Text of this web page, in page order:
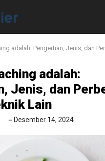
adalah: Pengertian, Jenis, dan
adalah:
Jenis, dan
Lain
Desember 14, 2024